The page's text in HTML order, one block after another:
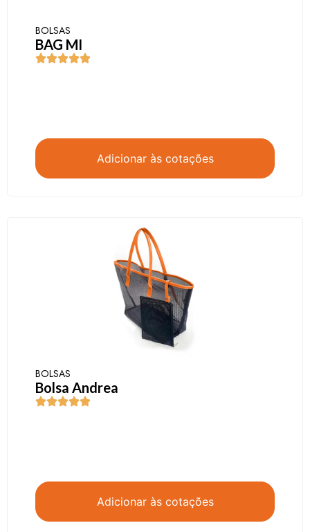
BOLSAS
BAG MI
Adicionar às cotações
BOLSAS
Bolsa Andrea
Adicionar às cotações